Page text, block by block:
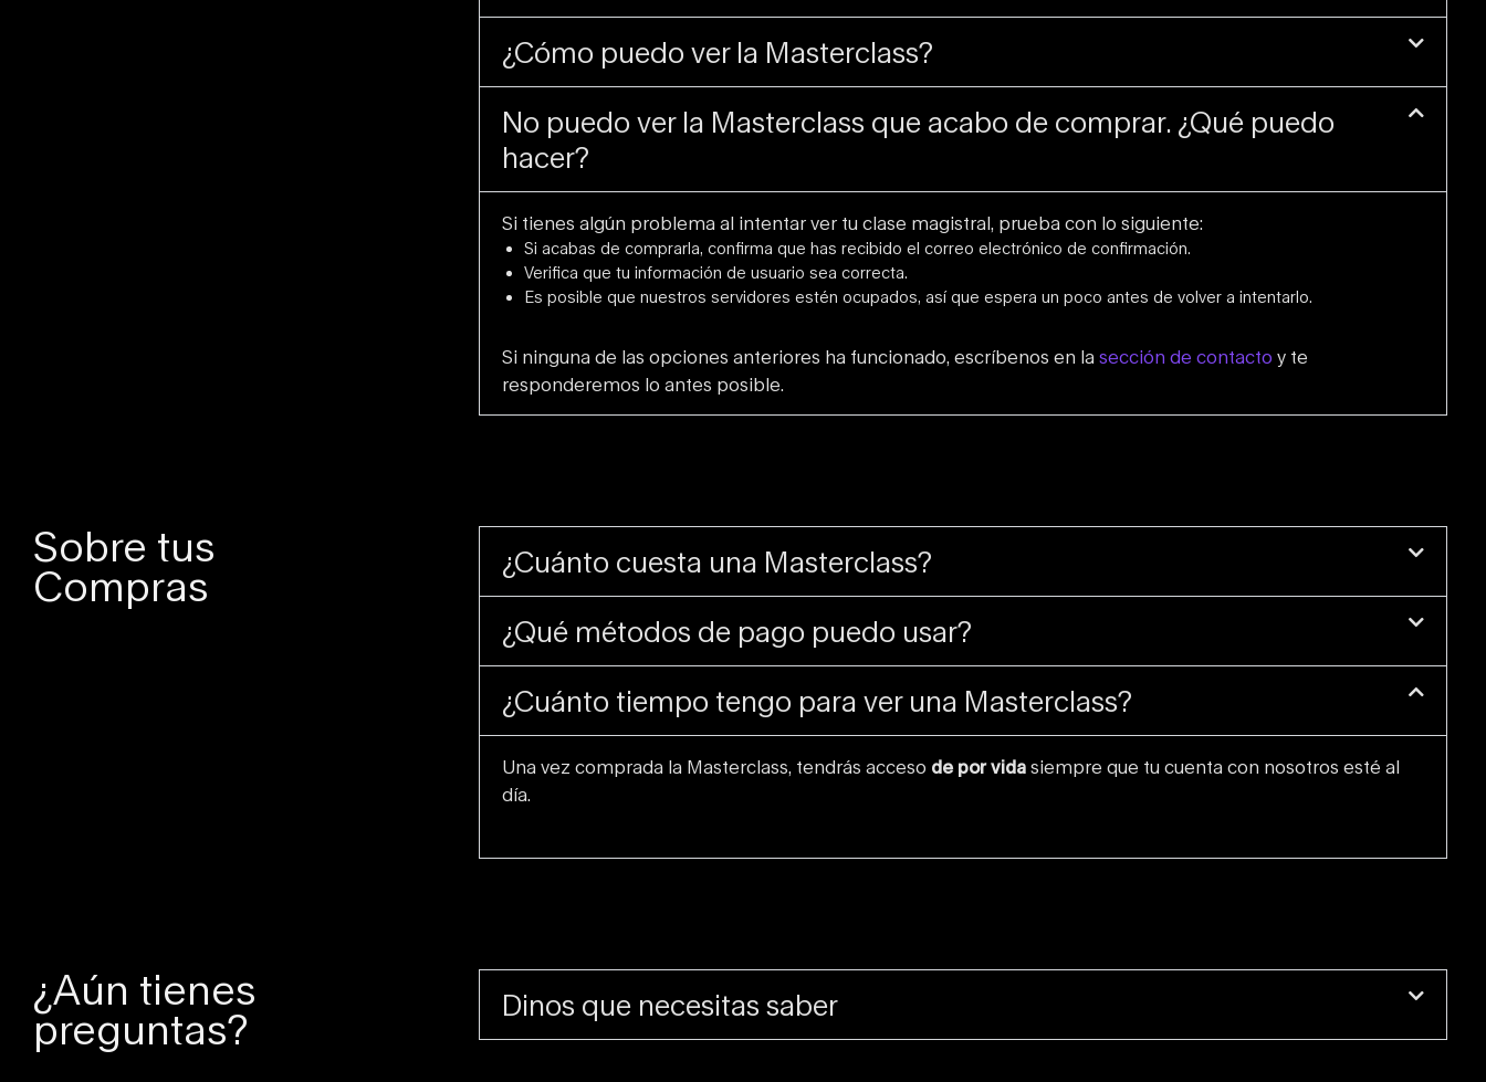
¿Cómo puedo ver la Masterclass?
No puedo ver la Masterclass que acabo de comprar. ¿Qué puedo
hacer?
Si tienes algún problema al intentar ver tu clase magistral, prueba con lo siguiente:
Si acabas de comprarla, confirma que has recibido el correo electrónico de confirmación.
Verifica que tu información de usuario sea correcta.
Es posible que nuestros servidores estén ocupados, así que espera un poco antes de volver a intentarlo.
Si ninguna de las opciones anteriores ha funcionado, escríbenos en lasección de contacto y te
responderemos lo antes posible.
Sobre tus
Compras
¿Cuánto cuesta una Masterclass?
¿Qué métodos de pago puedo usar?
¿Cuánto tiempo tengo para ver una Masterclass?
Una vez comprada la Masterclass, tendrás acceso de por vida siempre que tu cuenta con nosotros esté al
día.
¿Aún tienes
preguntas?
Dinos que necesitas saber